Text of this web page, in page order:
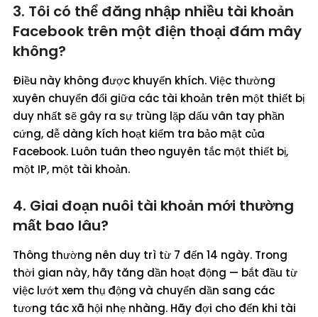
3. Tôi có thể đăng nhập nhiều tài khoản
Facebook trên một điện thoại đám mây
không?
Điều này không được khuyến khích. Việc thường
xuyên chuyển đổi giữa các tài khoản trên một thiết bị
duy nhất sẽ gây ra sự trùng lặp dấu vân tay phần
cứng, dễ dàng kích hoạt kiểm tra bảo mật của
Facebook. Luôn tuân theo nguyên tắc một thiết bị,
một IP, một tài khoản.
4. Giai đoạn nuôi tài khoản mới thường
mất bao lâu?
Thông thường nên duy trì từ 7 đến 14 ngày. Trong
thời gian này, hãy tăng dần hoạt động — bắt đầu từ
việc lướt xem thụ động và chuyển dần sang các
tương tác xã hội nhẹ nhàng. Hãy đợi cho đến khi tài